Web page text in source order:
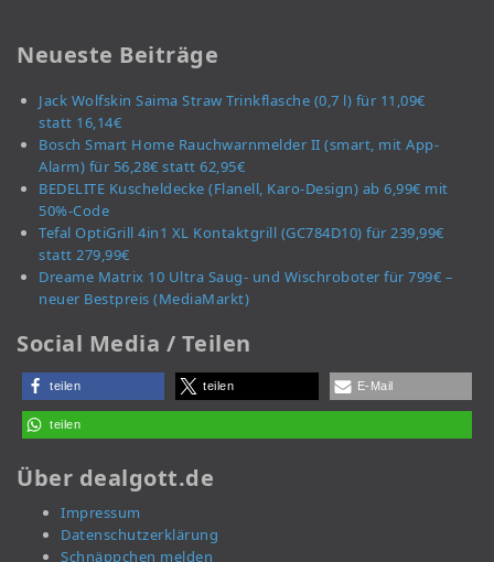
Neueste Beiträge
Jack Wolfskin Saima Straw Trinkflasche (0,7 l) für 11,09€
statt 16,14€
Bosch Smart Home Rauchwarnmelder II (smart, mit App-
Alarm) für 56,28€ statt 62,95€
BEDELITE Kuscheldecke (Flanell, Karo-Design) ab 6,99€ mit
50%-Code
Tefal OptiGrill 4in1 XL Kontaktgrill (GC784D10) für 239,99€
statt 279,99€
Dreame Matrix 10 Ultra Saug- und Wischroboter für 799€ –
neuer Bestpreis (MediaMarkt)
Social Media / Teilen
teilen teilen E-Mail
teilen
Über dealgott.de
Impressum
Datenschutzerklärung
Schnäppchen melden